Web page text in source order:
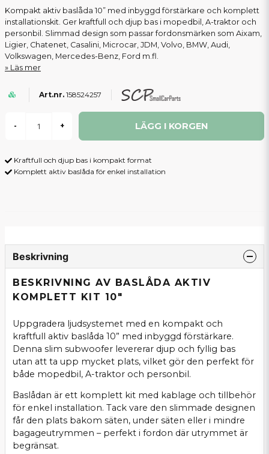
Kompakt aktiv baslåda 10” med inbyggd förstärkare och komplett
installationskit. Ger kraftfull och djup bas i mopedbil, A-traktor och
personbil. Slimmad design som passar fordonsmärken som Aixam,
Ligier, Chatenet, Casalini, Microcar, JDM, Volvo, BMW, Audi,
Volkswagen, Mercedes-Benz, Ford m.fl.
Läs mer
158524257
- + LÄGG I KORGEN
Kraftfull och djup bas i kompakt format
Komplett aktiv baslåda för enkel installation
Beskrivning
BESKRIVNING AV BASLÅDA AKTIV
KOMPLETT KIT 10"
Uppgradera ljudsystemet med en kompakt och
kraftfull aktiv baslåda 10” med inbyggd förstärkare.
Denna slim subwoofer levererar djup och fyllig bas
utan att ta upp mycket plats, vilket gör den perfekt för
både mopedbil, A-traktor och personbil.
Baslådan är ett komplett kit med kablage och tillbehör
för enkel installation. Tack vare den slimmade designen
får den plats bakom säten, under säten eller i mindre
bagageutrymmen – perfekt i fordon där utrymmet är
begränsat.